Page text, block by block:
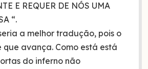
E REQUER DE NÓS UMA
“.
a melhor tradução, pois o
que avança. Como está está
do inferno não